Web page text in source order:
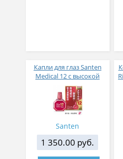
Капли для глаз Santen
Medical 12 с высокой
концентрацией
активных компонентов
12 мл
Santen
1 350.00 руб.